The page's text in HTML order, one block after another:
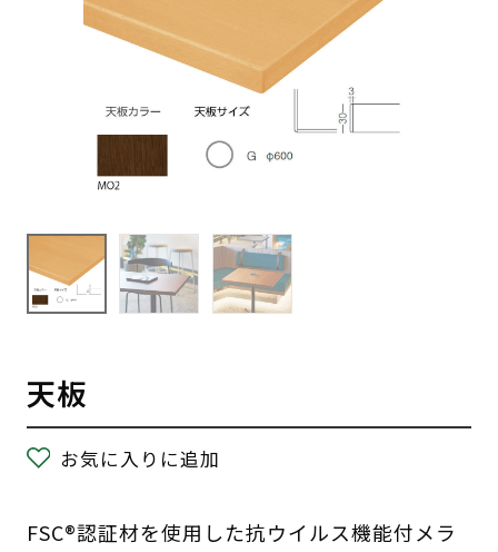
天板
お気に入りに追加
FSC®認証材を使用した抗ウイルス機能付メラ